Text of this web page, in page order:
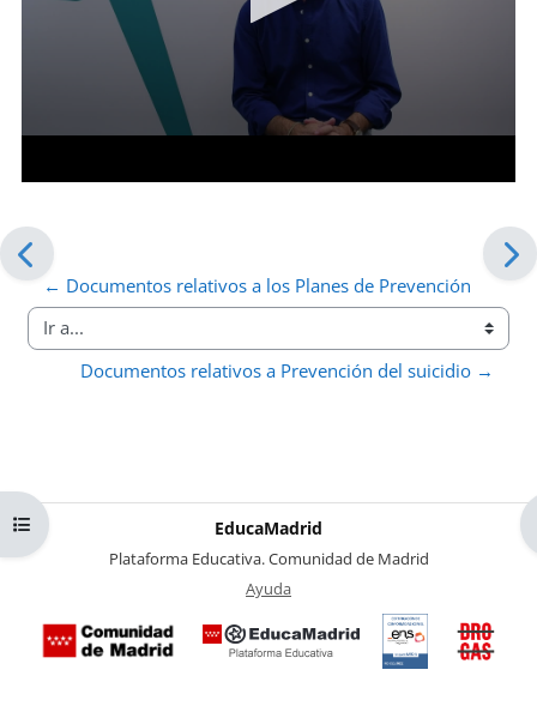
Abrir índice del curso
← Documentos relativos a los Planes de Prevención
Ir a...
Documentos relativos a Prevención del suicidio →
EducaMadrid
Plataforma Educativa. Comunidad de Madrid
Ayuda
Certificación
de
conformidad
con el del